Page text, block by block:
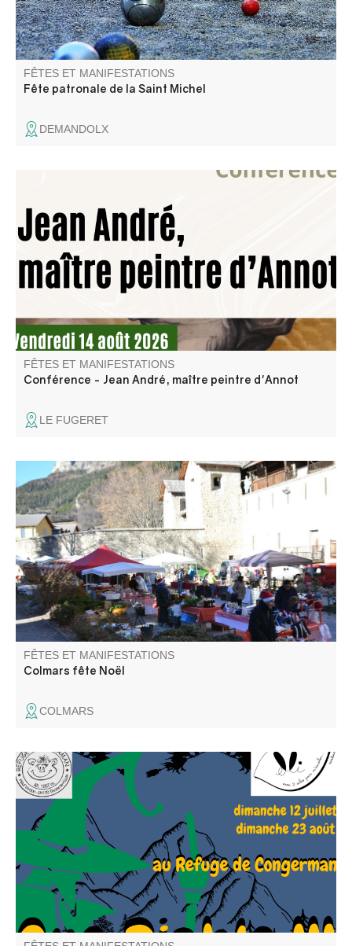
FÊTES ET MANIFESTATIONS
Fête patronale de la Saint Michel
DEMANDOLX
Jean André est un peintre du XVIIème siècle né à Annot
dont on sait peu de choses. Ce sont, en fin de compte, les
œuvres qu’il a laissées dans nos villages qui nous parlent
le mieux de lui. Un peintre de son temps…entre tradition
et modernité.
FÊTES ET MANIFESTATIONS
Conférence - Jean André, maître peintre d'Annot
LE FUGERET
Marché artisans et saveurs aux couleurs de Noël. Parade
du Père Noël et distribution de friandises.Tombola, pesée
de la dinde et vin chaud. Ambiance conviviale autour d'un
feu et des marrons chauds ! Animations avec les
associations locales.
FÊTES ET MANIFESTATIONS
Colmars fête Noël
COLMARS
Elli la conteuse et l'équipe du refuge vous proposent une
repas contes ou un café gourmand contes. Balade
recommandée aux bons marcheurs